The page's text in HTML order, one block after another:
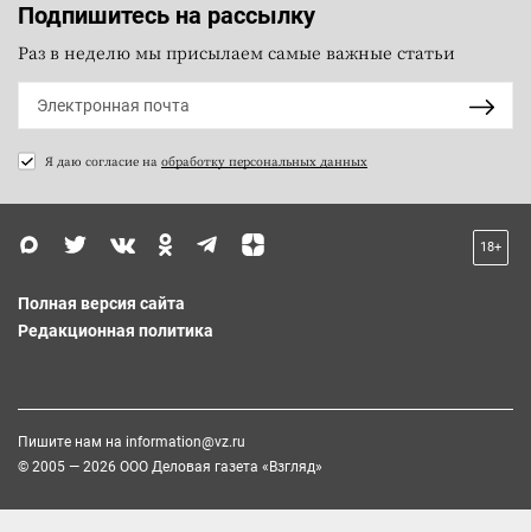
Подпишитесь на рассылку
Раз в неделю мы присылаем самые важные статьи
Я даю согласие на обработку персональных данных
18+
Полная версия сайта
Редакционная политика
Пишите нам на information@vz.ru
© 2005 — 2026 ООО Деловая газета «Взгляд»